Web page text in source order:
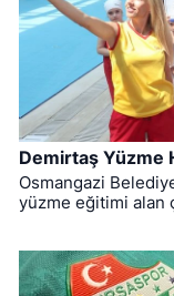
Demirtaş Yüzme
Osmangazi
yüzme eğitimi alan